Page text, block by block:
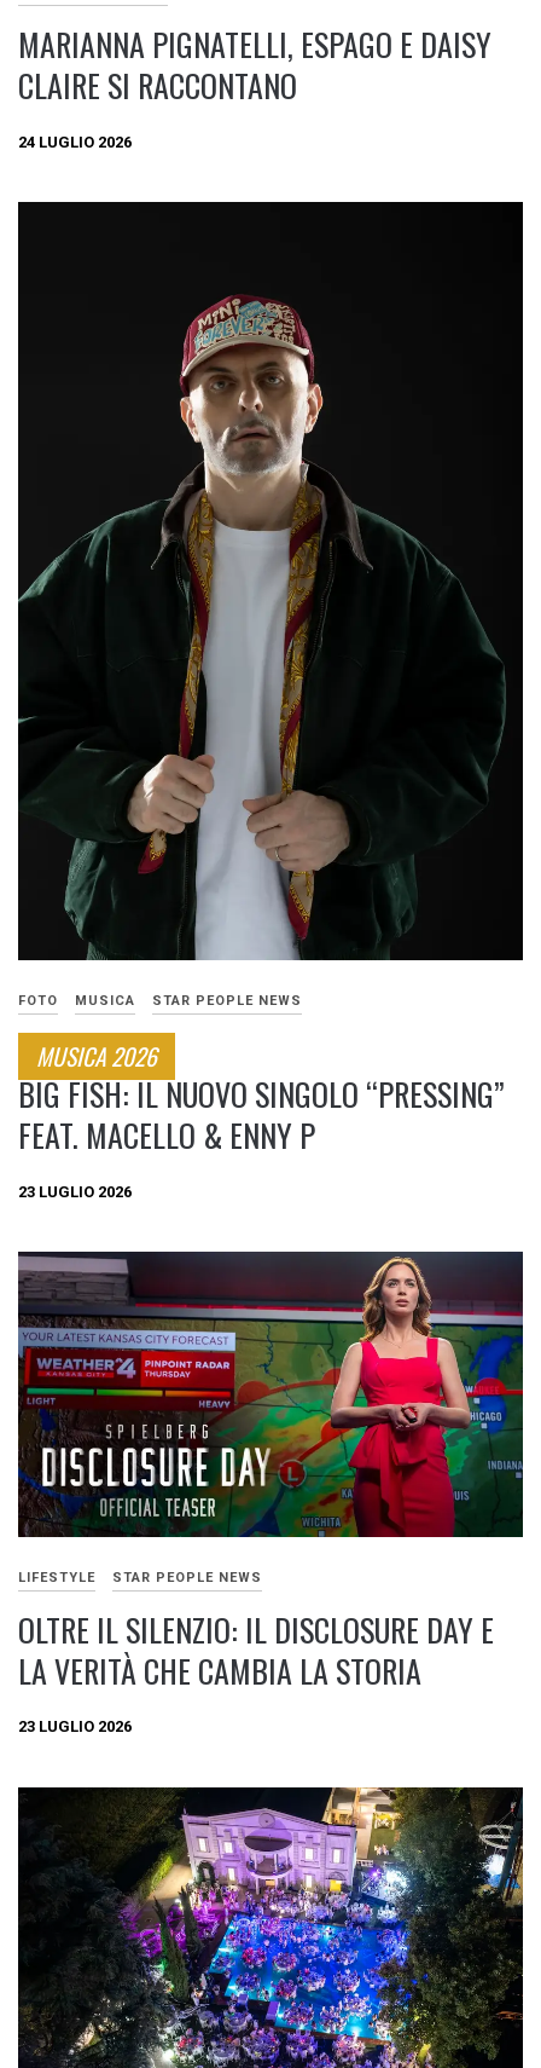
MARIANNA PIGNATELLI, ESPAGO E DAISY
CLAIRE SI RACCONTANO
24 LUGLIO 2026
FOTO MUSICA STAR PEOPLE NEWS
MUSICA 2026
BIG FISH: IL NUOVO SINGOLO “PRESSING”
FEAT. MACELLO & ENNY P
23 LUGLIO 2026
LIFESTYLE STAR PEOPLE NEWS
OLTRE IL SILENZIO: IL DISCLOSURE DAY E
LA VERITÀ CHE CAMBIA LA STORIA
23 LUGLIO 2026